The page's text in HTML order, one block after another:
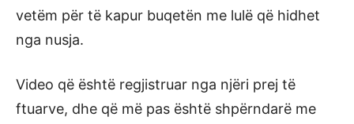
vetëm për të kapur buqetën me lulë që hidhet
nga nusja.
Video që është regjistruar nga njëri prej të
ftuarve, dhe që më pas është shpërndarë me